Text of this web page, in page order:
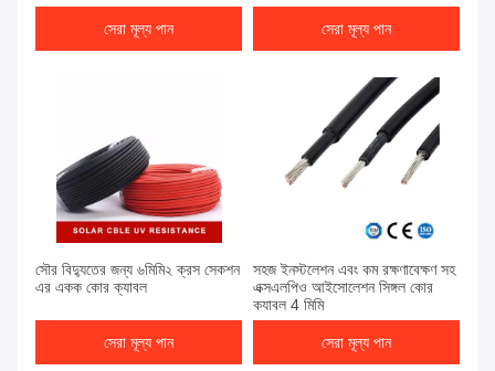
সেরা মূল্য পান সেরা মূল্য পান
সৌর বিদ্যুতের জন্য ৬মিমি২ ক্রস সেকশন
এর একক কোর ক্যাবল
সেরা মূল্য পান
সহজ ইনস্টলেশন এবং কম রক্ষণাবেক্ষণ সহ
এক্সএলপিও আইসোলেশন সিঙ্গল কোর
ক্যাবল 4 মিমি
সেরা মূল্য পান